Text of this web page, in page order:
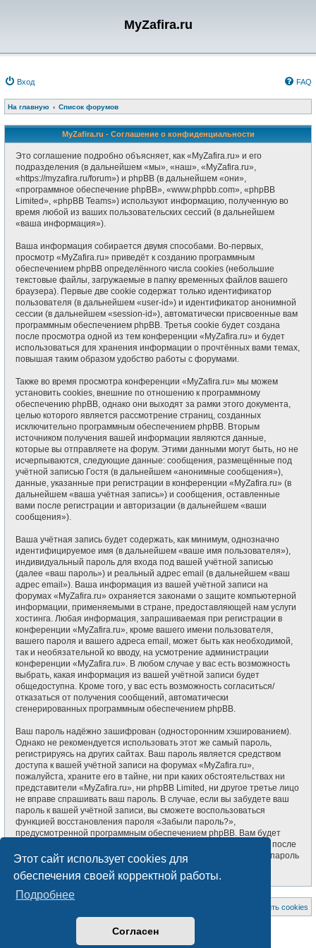
Этот сайт использует cookies для
обеспечения своей корректной работы.
Подробнее
Согласен
MyZafira.ru
Вход FAQ
На главную Список форумов
MyZafira.ru - Соглашение о конфиденциальности
Это соглашение подробно объясняет, как «MyZafira.ru» и его
подразделения (в дальнейшем «мы», «наш», «MyZafira.ru»,
«https://myzafira.ru/forum») и phpBB (в дальнейшем «они»,
«программное обеспечение phpBB», «www.phpbb.com», «phpBB
Limited», «phpBB Teams») используют информацию, полученную во
время любой из ваших пользовательских сессий (в дальнейшем
«ваша информация»).
Ваша информация собирается двумя способами. Во-первых,
просмотр «MyZafira.ru» приведёт к созданию программным
обеспечением phpBB определённого числа cookies (небольшие
текстовые файлы, загружаемые в папку временных файлов вашего
браузера). Первые две cookie содержат только идентификатор
пользователя (в дальнейшем «user-id») и идентификатор анонимной
сессии (в дальнейшем «session-id»), автоматически присвоенные вам
программным обеспечением phpBB. Третья cookie будет создана
после просмотра одной из тем конференции «MyZafira.ru» и будет
использоваться для хранения информации о прочтённых вами темах,
повышая таким образом удобство работы с форумами.
Также во время просмотра конференции «MyZafira.ru» мы можем
установить cookies, внешние по отношению к программному
обеспечению phpBB, однако они выходят за рамки этого документа,
целью которого является рассмотрение страниц, созданных
исключительно программным обеспечением phpBB. Вторым
источником получения вашей информации являются данные,
которые вы отправляете на форум. Этими данными могут быть, но не
исчерпываются, следующие данные: сообщения, размещённые под
учётной записью Гостя (в дальнейшем «анонимные сообщения»),
данные, указанные при регистрации в конференции «MyZafira.ru» (в
дальнейшем «ваша учётная запись») и сообщения, оставленные
вами после регистрации и авторизации (в дальнейшем «ваши
сообщения»).
Ваша учётная запись будет содержать, как минимум, однозначно
идентифицируемое имя (в дальнейшем «ваше имя пользователя»),
индивидуальный пароль для входа под вашей учётной записью
(далее «ваш пароль») и реальный адрес email (в дальнейшем «ваш
адрес email»). Ваша информация из вашей учётной записи на
форумах «MyZafira.ru» охраняется законами о защите компьютерной
информации, применяемыми в стране, предоставляющей нам услуги
хостинга. Любая информация, запрашиваемая при регистрации в
конференции «MyZafira.ru», кроме вашего имени пользователя,
вашего пароля и вашего адреса email, может быть как необходимой,
так и необязательной ко вводу, на усмотрение администрации
конференции «MyZafira.ru». В любом случае у вас есть возможность
выбрать, какая информация из вашей учётной записи будет
общедоступна. Кроме того, у вас есть возможность согласиться/
отказаться от получения сообщений, автоматически
сгенерированных программным обеспечением phpBB.
Ваш пароль надёжно зашифрован (односторонним хэшированием).
Однако не рекомендуется использовать этот же самый пароль,
регистрируясь на других сайтах. Ваш пароль является средством
доступа к вашей учётной записи на форумах «MyZafira.ru»,
пожалуйста, храните его в тайне, ни при каких обстоятельствах ни
представители «MyZafira.ru», ни phpBB Limited, ни другое третье лицо
не вправе спрашивать ваш пароль. В случае, если вы забудете ваш
пароль к вашей учётной записи, вы сможете воспользоваться
функцией восстановления пароля «Забыли пароль?»,
предусмотренной программным обеспечением phpBB. Вам будет
необходимо ввести ваше имя пользователя и ваш адрес email, после
чего программное обеспечение phpBB сгенерирует вам новый пароль
для вашей учётной записи.
Удалить cookies
Создано на основе